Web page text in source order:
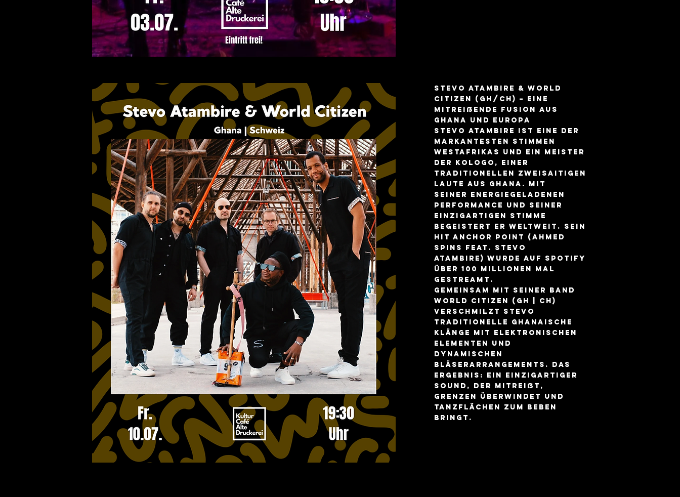
Stevo Atambire & World
Citizen (Gh/CH) – Eine
mitreißende Fusion aus
Ghana und Europa
Stevo Atambire ist eine der
markantesten Stimmen
Westafrikas und ein Meister
der Kologo, einer
traditionellen zweisaitigen
Laute aus Ghana. Mit
seiner energiegeladenen
Performance und seiner
einzigartigen Stimme
begeistert er weltweit. Sein
Hit Anchor Point (Ahmed
Spins feat. Stevo
Atambire) wurde auf Spotify
über 100 Millionen Mal
gestreamt.
Gemeinsam mit seiner Band
World Citizen (GH | CH)
verschmilzt Stevo
traditionelle ghanaische
Klänge mit elektronischen
Elementen und
dynamischen
Bläserarrangements. Das
Ergebnis: ein einzigartiger
Sound, der mitreißt,
Grenzen überwindet und
Tanzflächen zum Beben
bringt.